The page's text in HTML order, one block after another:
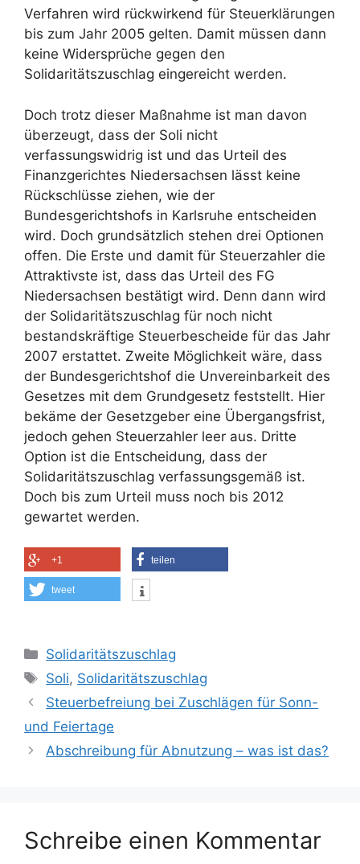
Verfahren wird rückwirkend für Steuerklärungen
bis zum Jahr 2005 gelten. Damit müssen dann
keine Widersprüche gegen den
Solidaritätszuschlag eingereicht werden.
Doch trotz dieser Maßnahme ist man davon
überzeugt, dass der Soli nicht
verfassungswidrig ist und das Urteil des
Finanzgerichtes Niedersachsen lässt keine
Rückschlüsse ziehen, wie der
Bundesgerichtshofs in Karlsruhe entscheiden
wird. Doch grundsätzlich stehen drei Optionen
offen. Die Erste und damit für Steuerzahler die
Attraktivste ist, dass das Urteil des FG
Niedersachsen bestätigt wird. Denn dann wird
der Solidaritätszuschlag für noch nicht
bestandskräftige Steuerbescheide für das Jahr
2007 erstattet. Zweite Möglichkeit wäre, dass
der Bundesgerichtshof die Unvereinbarkeit des
Gesetzes mit dem Grundgesetz feststellt. Hier
bekäme der Gesetzgeber eine Übergangsfrist,
jedoch gehen Steuerzahler leer aus. Dritte
Option ist die Entscheidung, dass der
Solidaritätszuschlag verfassungsgemäß ist.
Doch bis zum Urteil muss noch bis 2012
gewartet werden.
+1 teilen
tweet
Kategorien
Solidaritätszuschlag
Schlagwörter
Soli, Solidaritätszuschlag
Steuerbefreiung bei Zuschlägen für Sonn-
und Feiertage
Abschreibung für Abnutzung – was ist das?
Schreibe einen Kommentar